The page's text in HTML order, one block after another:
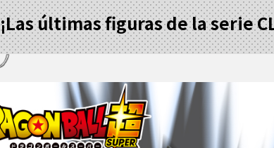
¡Las últimas figuras de la serie